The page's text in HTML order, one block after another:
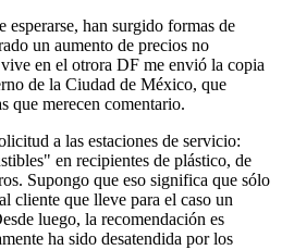
esperarse, han surgido formas de
un aumento de precios no
en el otrora DF me envió la copia
de la Ciudad de México, que
que merecen comentario.
a las estaciones de servicio:
en recipientes de plástico, de
Supongo que eso significa que sólo
cliente que lleve para el caso un
luego, la recomendación es
ha sido desatendida por los